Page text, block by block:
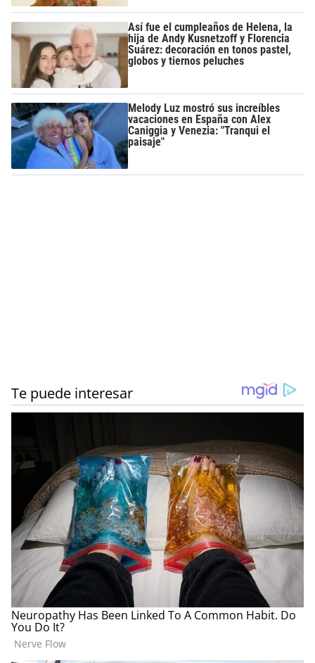
Así fue el cumpleaños de Helena, la
hija de Andy Kusnetzoff y Florencia
Suárez: decoración en tonos pastel,
globos y tiernos peluches
Melody Luz mostró sus increíbles
vacaciones en España con Alex
Caniggia y Venezia: "Tranqui el
paisaje"